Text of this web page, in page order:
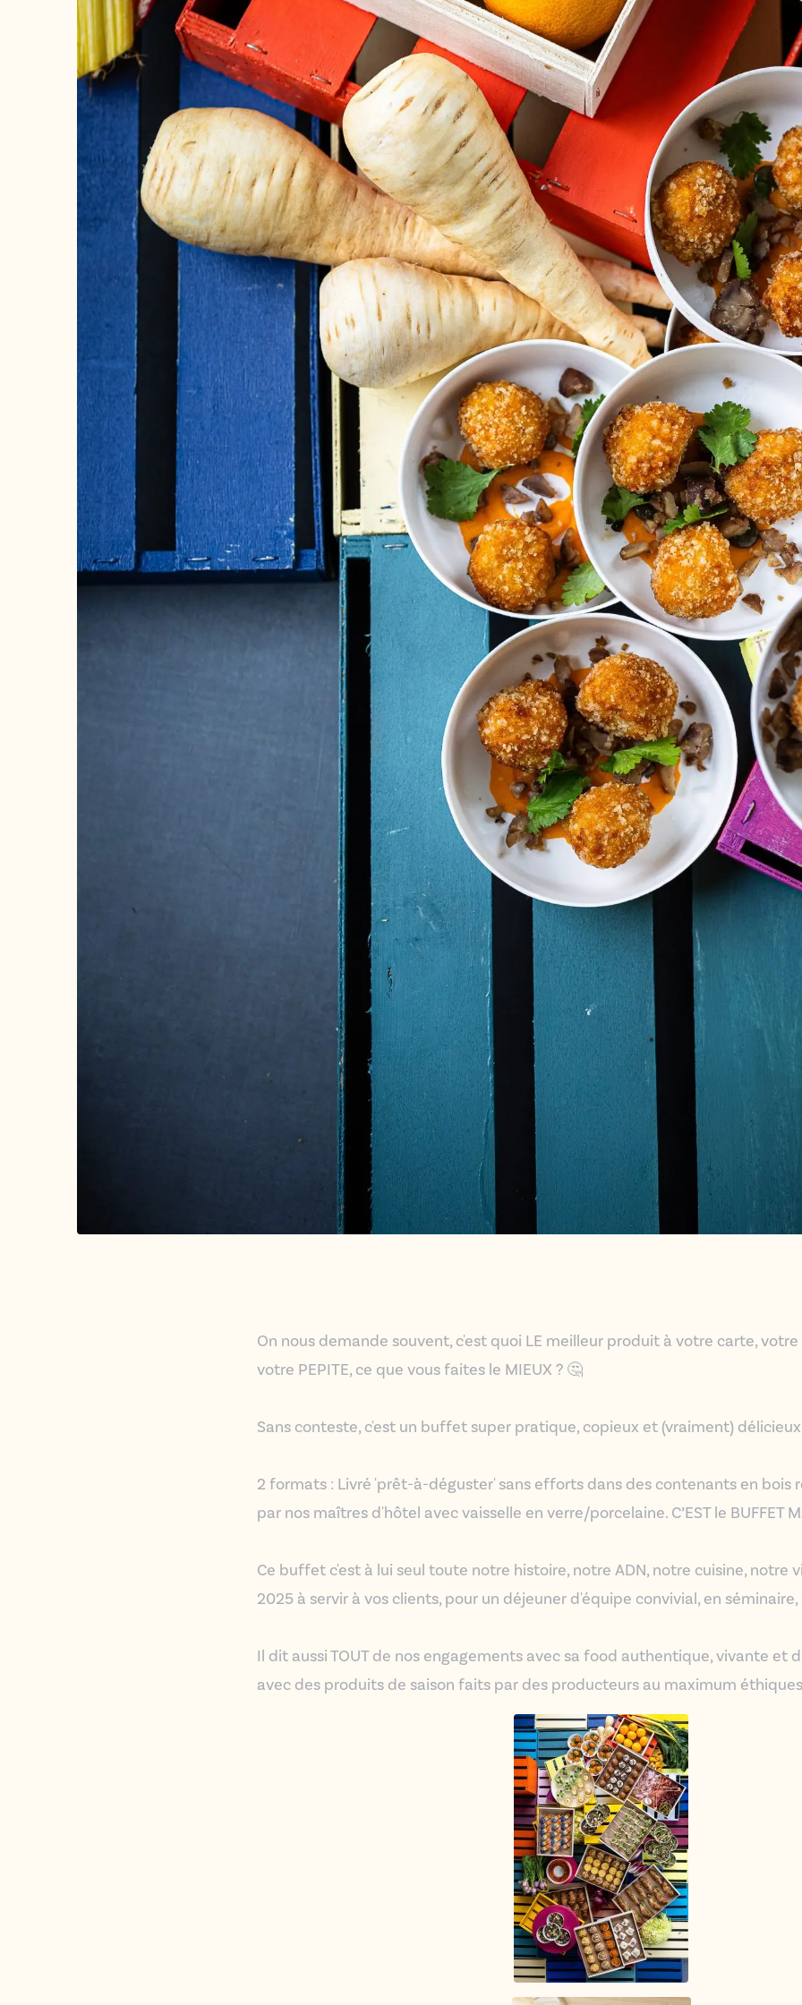
On nous demande souvent, c'est quoi LE meilleur produit à votre carte, votre
votre PEPITE, ce que vous faites le MIEUX ? 🤔
Sans conteste, c'est un buffet super pratique, copieux et (vraiment)
2 formats : Livré 'prêt-à-déguster' sans efforts dans des contenants en bois
par nos maîtres d'hôtel avec vaisselle en verre/porcelaine. C’EST le BUFFET
Ce buffet c'est à lui seul toute notre histoire, notre ADN, notre cuisine, notre
2025 à servir à vos clients, pour un déjeuner d'équipe convivial, en séminaire,
Il dit aussi TOUT de nos engagements avec sa food authentique, vivante et
avec des produits de saison faits par des producteurs au maximum